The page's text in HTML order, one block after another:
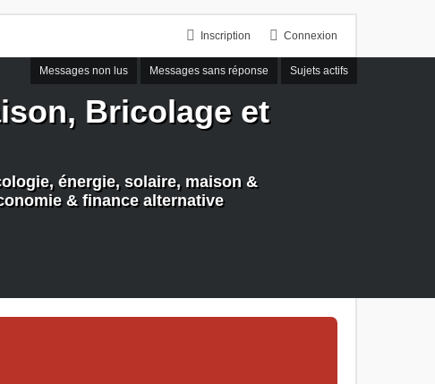
Connexion
Inscription
Messages non lus Messages sans réponse Sujets actifs
Bricolage et
énergie, solaire, maison &
& finance alternative